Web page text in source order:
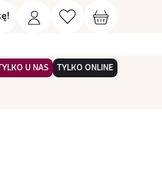
U NAS TYLKO ONLINE